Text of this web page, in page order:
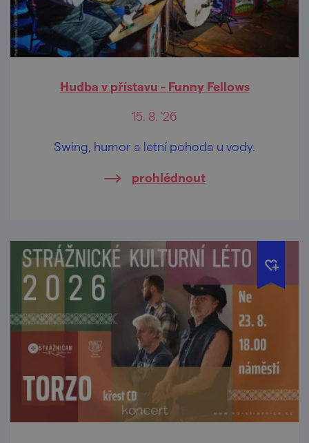
Hudba v přístavu - Funny Fellows
15. 8. '26
Swing, humor a letní pohoda u vody.
prohlédnout